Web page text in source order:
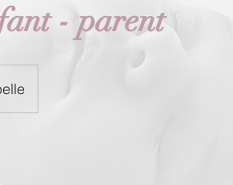
- parent